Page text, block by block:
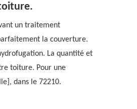
un traitement
la couverture.
La quantité et
toiture. Pour une
dans le 72210.